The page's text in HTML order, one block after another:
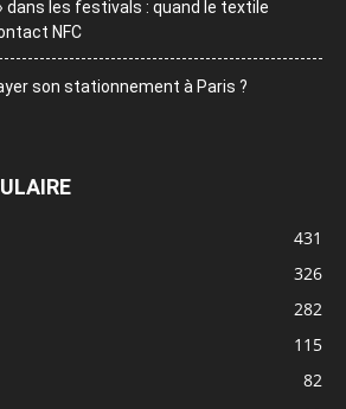
dans les festivals : quand le textile
NFC
son stationnement à Paris ?
431
326
282
115
82